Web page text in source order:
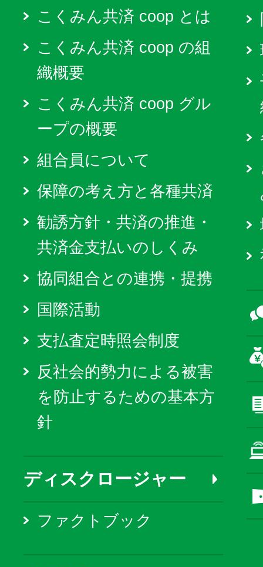
こくみん共済 coop とは
こくみん共済 coop の組
織概要
こくみん共済 coop グル
ープの概要
組合員について
保障の考え方と各種共済
勧誘方針・共済の推進・
共済金支払いのしくみ
協同組合との連携・提携
国際活動
支払査定時照会制度
反社会的勢力による被害
を防止するための基本方
針
ディスクロージャー
ファクトブック